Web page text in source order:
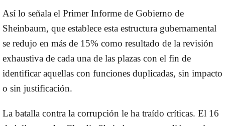
Así lo señala el Primer Informe de Gobierno de
Sheinbaum, que establece esta estructura gubernamental
se redujo en más de 15% como resultado de la revisión
exhaustiva de cada una de las plazas con el fin de
identificar aquellas con funciones duplicadas, sin impacto
o sin justificación.
La batalla contra la corrupción le ha traído críticas. El 16